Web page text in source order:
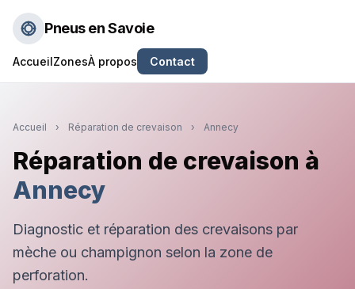
Pneus en Savoie
AccueilZonesÀ propos Contact
Accueil › Réparation de crevaison › Annecy
Réparation de crevaison à
Annecy
Diagnostic et réparation des crevaisons par
mèche ou champignon selon la zone de
perforation.